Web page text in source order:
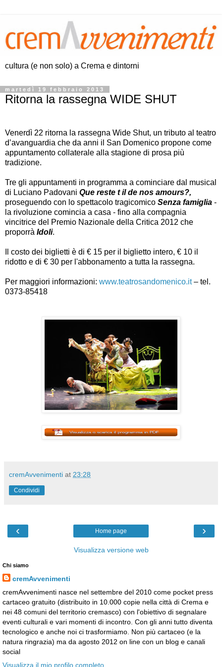
cultura (e non solo) a Crema e dintorni
martedì 19 febbraio 2013
Ritorna la rassegna WIDE SHUT
Venerdì 22 ritorna la rassegna Wide Shut, un tributo al teatro
d’avanguardia che da anni il San Domenico propone come
appuntamento collaterale alla stagione di prosa più
tradizione.
Tre gli appuntamenti in programma a cominciare dal musical
di Luciano Padovani Que reste t il de nos amours?,
proseguendo con lo spettacolo tragicomico Senza famiglia -
la rivoluzione comincia a casa - fino alla compagnia
vincitrice del Premio Nazionale della Critica 2012 che
proporrà Idoli.
Il costo dei biglietti è di € 15 per il biglietto intero, € 10 il
ridotto e di € 30 per l'abbonamento a tutta la rassegna.
Per maggiori informazioni: www.teatrosandomenico.it– tel.
0373-85418
cremAvvenimenti at 23:28
Condividi
‹ ›
Home page
Visualizza versione web
Chi siamo
cremAvvenimenti
cremAvvenimenti nasce nel settembre del 2010 come pocket press
cartaceo gratuito (distribuito in 10.000 copie nella città di Crema e
nei 48 comuni del territorio cremasco) con l'obiettivo di segnalare
eventi culturali e vari momenti di incontro. Con gli anni tutto diventa
tecnologico e anche noi ci trasformiamo. Non più cartaceo (e la
natura ringrazia) ma da agosto 2012 on line con un blog e canali
social
Visualizza il mio profilo completo